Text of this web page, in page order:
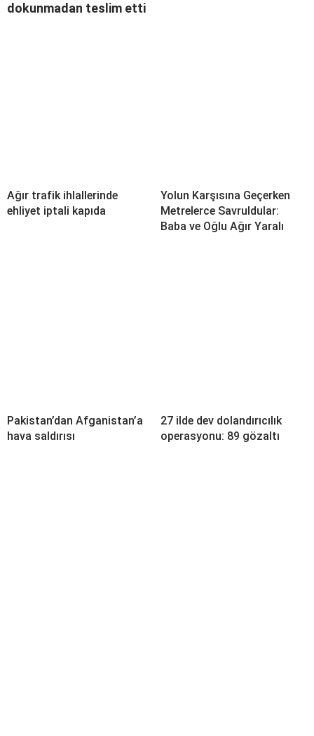
dokunmadan teslim etti
Ağır trafik ihlallerinde
ehliyet iptali kapıda
Yolun Karşısına Geçerken
Metrelerce Savruldular:
Baba ve Oğlu Ağır Yaralı
Pakistan’dan Afganistan’a
hava saldırısı
27 ilde dev dolandırıcılık
operasyonu: 89 gözaltı